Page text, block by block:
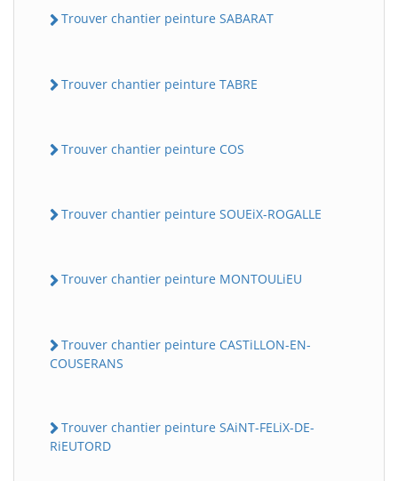
Trouver chantier peinture SABARAT
Trouver chantier peinture TABRE
Trouver chantier peinture COS
Trouver chantier peinture SOUEiX-ROGALLE
Trouver chantier peinture MONTOULiEU
Trouver chantier peinture CASTiLLON-EN-
COUSERANS
Trouver chantier peinture SAiNT-FELiX-DE-
RiEUTORD